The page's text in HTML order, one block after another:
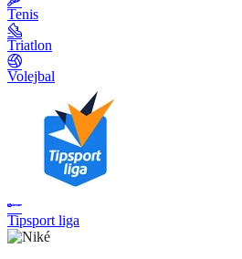
Tenis
Triatlon
Volejbal
Tipsport liga